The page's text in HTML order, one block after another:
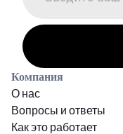
Компания
О нас
Вопросы и ответы
Как это работает